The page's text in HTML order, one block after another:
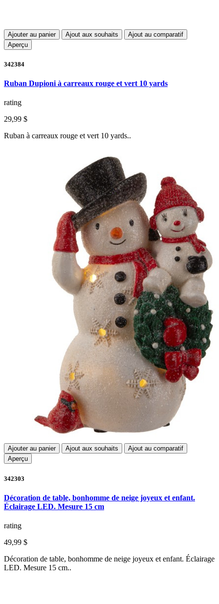
Ajouter au panier Ajout aux souhaits
Ajout au comparatif
Aperçu
342384
Ruban Dupioni à carreaux rouge et vert 10 yards
rating
29,99 $
Ruban à carreaux rouge et vert 10 yards..
Ajouter au panier Ajout aux souhaits
Ajout au comparatif
Aperçu
342303
Décoration de table, bonhomme de neige joyeux et enfant.
Éclairage LED. Mesure 15 cm
rating
49,99 $
Décoration de table, bonhomme de neige joyeux et enfant. Éclairage
LED. Mesure 15 cm..